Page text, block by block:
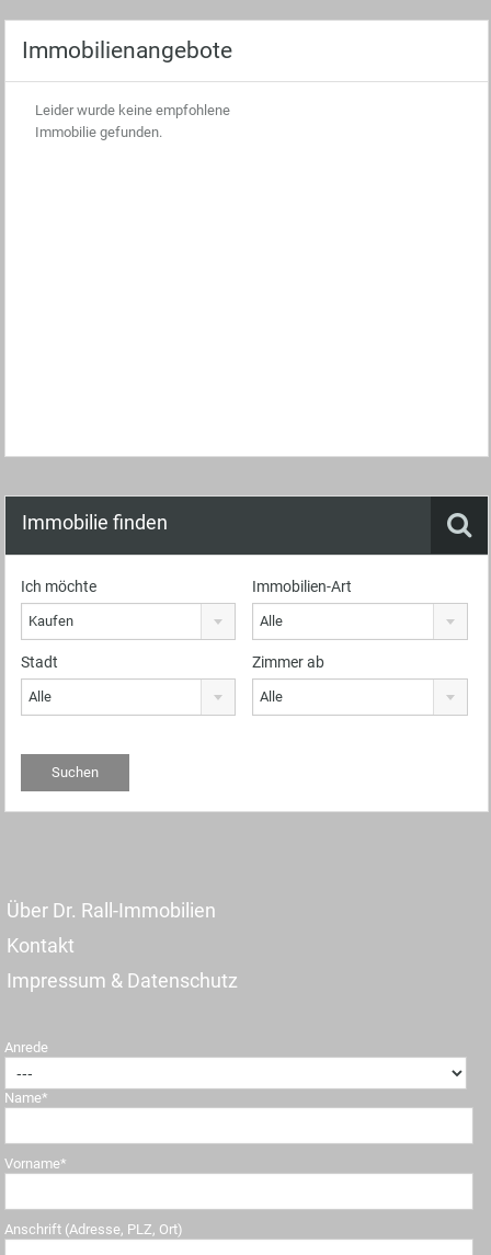
Immobilienangebote
Leider wurde keine empfohlene
Immobilie gefunden.
Immobilie finden
Ich möchte
Kaufen
Immobilien-Art
Alle
Stadt
Alle
Zimmer ab
Alle
Über Dr. Rall-Immobilien
Kontakt
Impressum & Datenschutz
Anrede
Name*
Vorname*
Anschrift (Adresse, PLZ, Ort)